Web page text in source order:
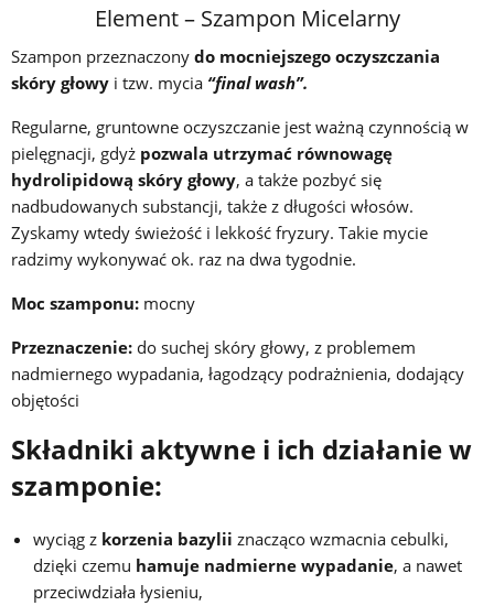
Element – Szampon Micelarny
Szampon przeznaczony do mocniejszego oczyszczania
skóry głowy i tzw. mycia “final wash”.
Regularne, gruntowne oczyszczanie jest ważną czynnością w
pielęgnacji, gdyż pozwala utrzymać równowagę
hydrolipidową skóry głowy, a także pozbyć się
nadbudowanych substancji, także z długości włosów.
Zyskamy wtedy świeżość i lekkość fryzury. Takie mycie
radzimy wykonywać ok. raz na dwa tygodnie.
Moc szamponu: mocny
Przeznaczenie: do suchej skóry głowy, z problemem
nadmiernego wypadania, łagodzący podrażnienia, dodający
objętości
Składniki aktywne i ich działanie w
szamponie:
wyciąg z korzenia bazylii znacząco wzmacnia cebulki,
dzięki czemu hamuje nadmierne wypadanie, a nawet
przeciwdziała łysieniu,